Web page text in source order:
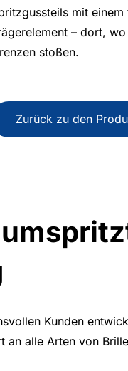
mit
– dort,
stoßen.
Zurück zu den
Kunden
alle Arten von